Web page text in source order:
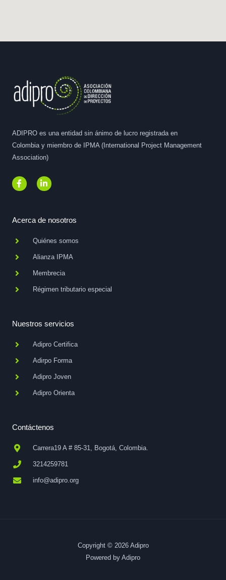
ADIPRO es una entidad sin ánimo de lucro registrada en
Colombia y miembro de IPMA (International Project Management
Association)
F
a
o
-
L
i
d
n
-
n
Acerca de nosotros
Quiénes somos
Alianza IPMA
Membrecia
Régimen tributario especial
Nuestros servicios
Adipro Certifica
Adirpo Forma
Adipro Joven
Adipro Orienta
Contáctenos
Carrera19 A # 85-31, Bogotá, Colombia.
3214259781
info@adipro.org
Copyright © 2026 Adipro
Powered by Adipro